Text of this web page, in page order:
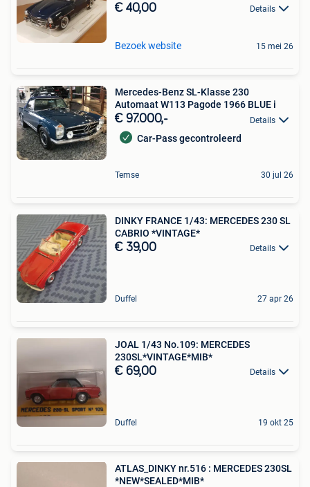
€ 40,00 Details
Bezoek website 15 mei 26
Mercedes-Benz SL-Klasse 230
Automaat W113 Pagode 1966 BLUE i
€ 97.000,- Details
Car-Pass gecontroleerd
Temse 30 jul 26
DINKY FRANCE 1/43: MERCEDES 230 SL
CABRIO *VINTAGE*
€ 39,00 Details
Duffel 27 apr 26
JOAL 1/43 No.109: MERCEDES
230SL*VINTAGE*MIB*
€ 69,00 Details
Duffel 19 okt 25
ATLAS_DINKY nr.516 : MERCEDES 230SL
*NEW*SEALED*MIB*